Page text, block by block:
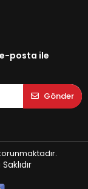
posta ile
Gönder